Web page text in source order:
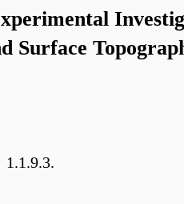
Surface
1.1.9.3.